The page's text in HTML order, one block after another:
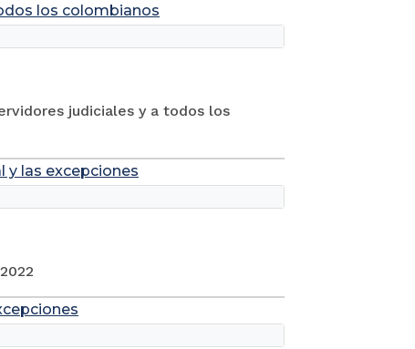
los colombianos
judiciales y a todos los
y las excepciones